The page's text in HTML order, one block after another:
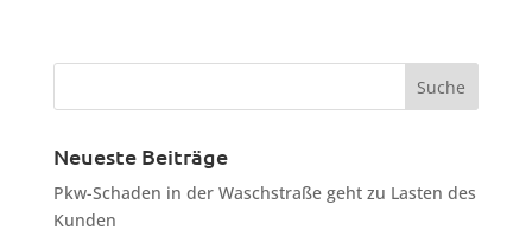
Neueste Beiträge
Pkw-Schaden in der Waschstraße geht zu Lasten des
Kunden